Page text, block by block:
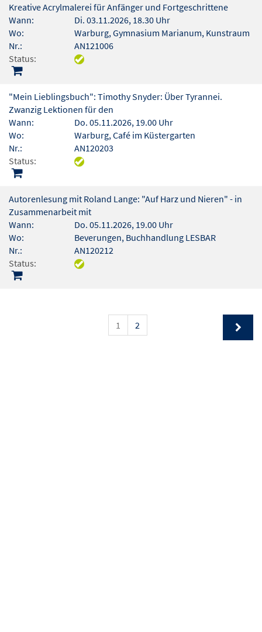
Kreative Acrylmalerei für Anfänger und Fortgeschrittene
Wann:
Di. 03.11.2026, 18.30 Uhr
Wo:
Warburg, Gymnasium Marianum, Kunstraum
Nr.:
AN121006
Status:
"Mein Lieblingsbuch": Timothy Snyder: Über Tyrannei.
Zwanzig Lektionen für den
Wann:
Do. 05.11.2026, 19.00 Uhr
Wo:
Warburg, Café im Küstergarten
Nr.:
AN120203
Status:
Autorenlesung mit Roland Lange: "Auf Harz und Nieren" - in
Zusammenarbeit mit
Wann:
Do. 05.11.2026, 19.00 Uhr
Wo:
Beverungen, Buchhandlung LESBAR
Nr.:
AN120212
Status:
1 2